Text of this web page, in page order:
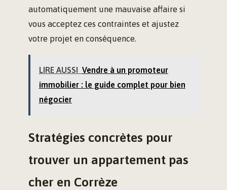
automatiquement une mauvaise affaire si
vous acceptez ces contraintes et ajustez
votre projet en conséquence.
LIRE AUSSI
Vendre à un promoteur
immobilier : le guide complet pour bien
négocier
Stratégies concrètes pour
trouver un appartement pas
cher en Corrèze